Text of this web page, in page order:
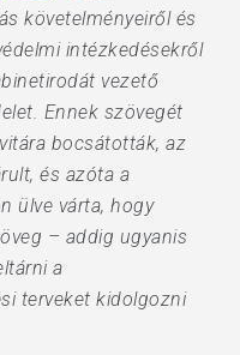
követelményeiről és
intézkedésekről
vezető
Ennek szövegét
bocsátották, az
és azóta a
ülve várta, hogy
– addig ugyanis
a
terveket kidolgozni